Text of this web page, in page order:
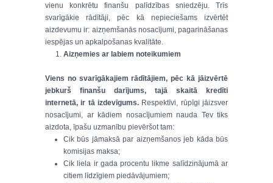
vienu konkrētu finanšu palīdzības sniedzēju. Trīs
svarīgākie rādītāji, pēc kā nepieciešams izvērtēt
aizdevumu ir: aizņemšanās nosacījumi, pagarināšanas
iespējas un apkalpošanas kvalitāte.
Aizņemies ar labiem noteikumiem
Viens no svarīgākajiem rādītājiem, pēc kā jāizvērtē
jebkurš finanšu darījums, tajā skaitā kredīti
internetā, ir tā izdevīgums. Respektīvi, rūpīgi jāizsver
nosacījumi, ar kādiem nosacījumiem nauda Tev tiks
aizdota, īpašu uzmanību pievēršot tam:
Cik būs jāmaksā par aizņemšanos jeb kāda būs
komisijas maksa;
Cik liela ir gada procentu likme salīdzinājumā ar
citiem līdzīgiem piedāvājumiem;